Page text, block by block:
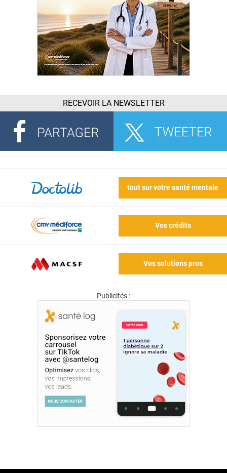
RECEVOIR LA NEWSLETTER
tout sur votre santé mentale
Vos crédits
Vos solutions pros
Publicités :